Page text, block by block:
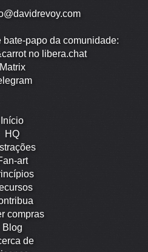
bate-papo da comunidade:
no libera.chat
Matrix
Início
HQ
art
compras
Blog
de